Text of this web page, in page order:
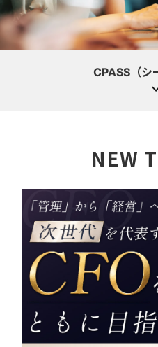
CPASS（シ
詳しく
NEW